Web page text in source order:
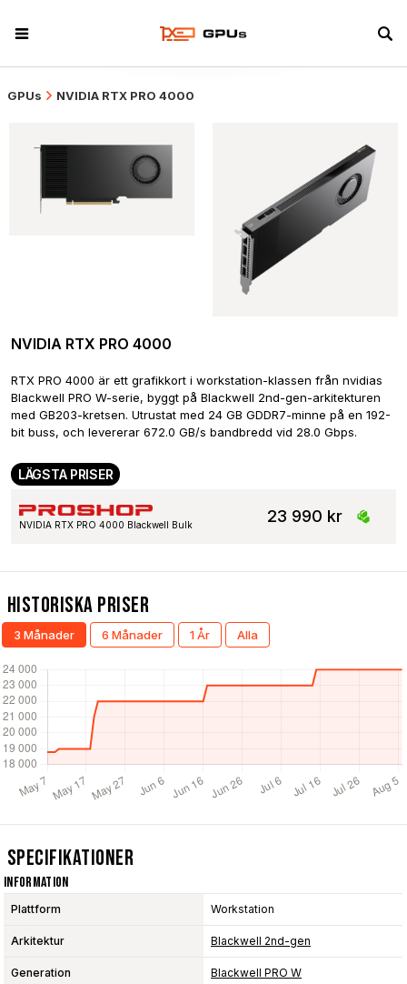
GPUs NVIDIA RTX PRO 4000
NVIDIA RTX PRO 4000
RTX PRO 4000 är ett grafikkort i workstation-klassen från nvidias
Blackwell PRO W-serie, byggt på Blackwell 2nd-gen-arkitekturen
med GB203-kretsen. Utrustat med 24 GB GDDR7-minne på en 192-
bit buss, och levererar 672.0 GB/s bandbredd vid 28.0 Gbps.
LÄGSTA PRISER
23 990 kr
NVIDIA RTX PRO 4000 Blackwell Bulk
Historiska Priser
3 Månader 6 Månader 1 År Alla
Specifikationer
Information
Plattform Workstation
Arkitektur Blackwell 2nd-gen
Generation Blackwell PRO W